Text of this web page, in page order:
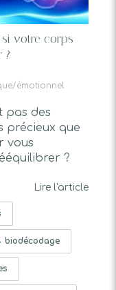
votre corps
?
émotionnel
pas des
précieux que
vous
?
Lire l'article
biodécodage